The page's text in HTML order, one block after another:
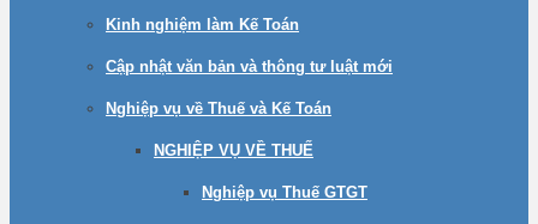
Kinh nghiệm làm Kế Toán
Cập nhật văn bản và thông tư luật mới
Nghiệp vụ về Thuế và Kế Toán
NGHIỆP VỤ VỀ THUẾ
Nghiệp vụ Thuế GTGT